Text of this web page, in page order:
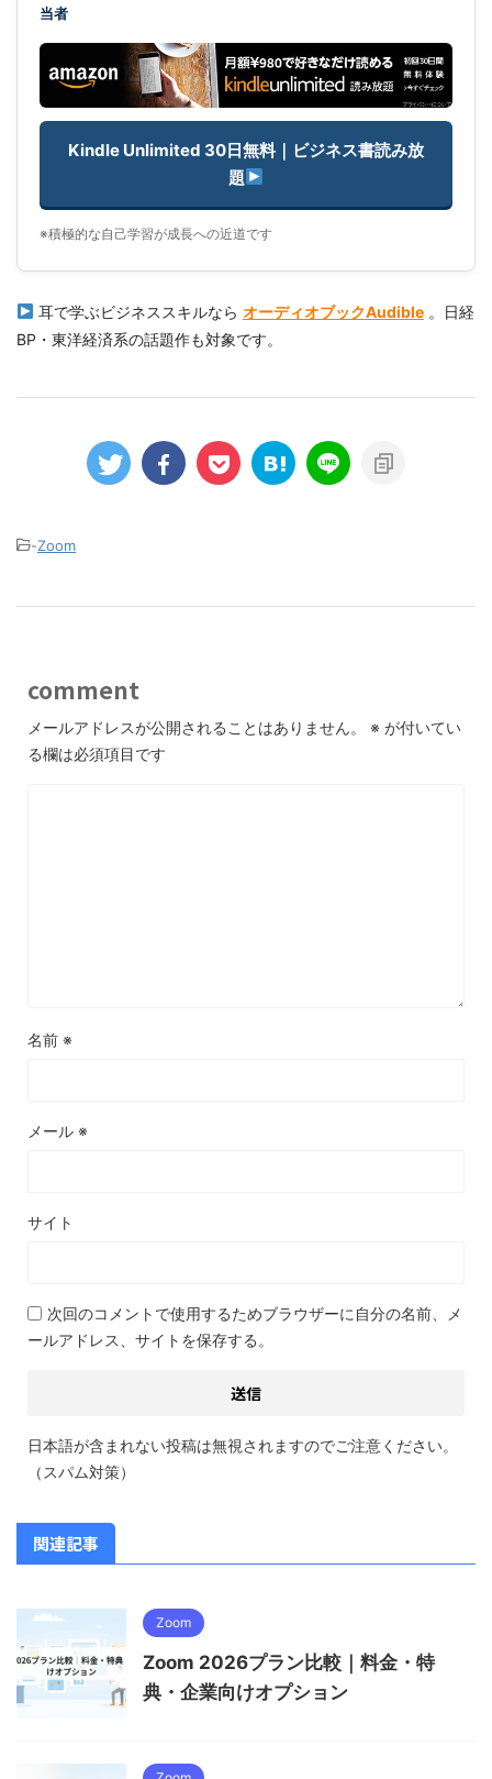
当者
Kindle Unlimited 30日無料｜ビジネス書読み放
題
※積極的な自己学習が成長への近道です
耳で学ぶビジネススキルなら オーディオブックAudible。日経
BP・東洋経済系の話題作も対象です。
-Zoom
comment
メールアドレスが公開されることはありません。 ※ が付いてい
る欄は必須項目です
名前 ※
メール ※
サイト
次回のコメントで使用するためブラウザーに自分の名前、メ
ールアドレス、サイトを保存する。
日本語が含まれない投稿は無視されますのでご注意ください。
（スパム対策）
関連記事
Zoom
Zoom 2026プラン比較｜料金・特
典・企業向けオプション